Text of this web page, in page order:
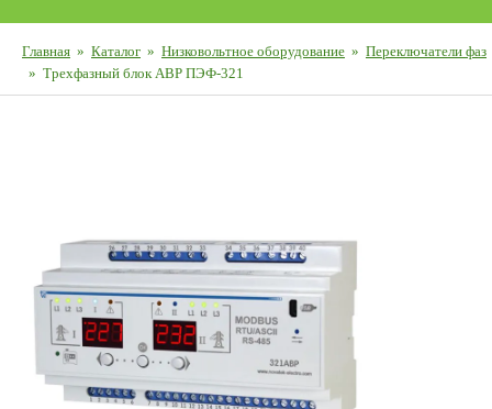
Главная » Каталог » Низковольтное оборудование » Переключатели фаз
» Трехфазный блок АВР ПЭФ-321